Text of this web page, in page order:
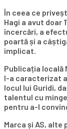
În ceea ce
Hagi a avut doar
încercări, a
poartă și a
implicat.
Publicația locală
l-a caracterizat
locul lui Guridi,
talentul cu
pentru a-l
Marca și AS,